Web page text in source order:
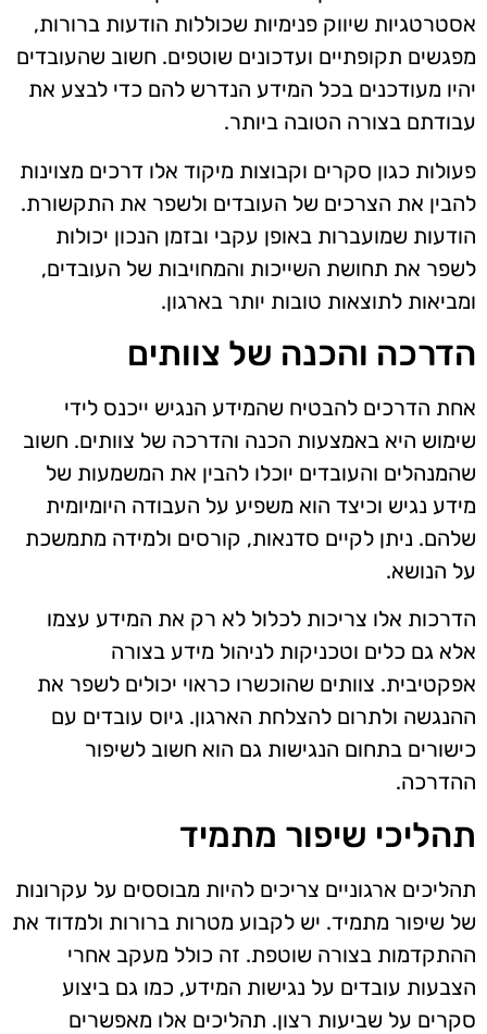
אסטרטגיות שיווק פנימיות שכוללות הודעות ברורות,
מפגשים תקופתיים ועדכונים שוטפים. חשוב שהעובדים
יהיו מעודכנים בכל המידע הנדרש להם כדי לבצע את
עבודתם בצורה הטובה ביותר.
פעולות כגון סקרים וקבוצות מיקוד אלו דרכים מצוינות
להבין את הצרכים של העובדים ולשפר את התקשורת.
הודעות שמועברות באופן עקבי ובזמן הנכון יכולות
לשפר את תחושת השייכות והמחויבות של העובדים,
ומביאות לתוצאות טובות יותר בארגון.
הדרכה והכנה של צוותים
אחת הדרכים להבטיח שהמידע הנגיש ייכנס לידי
שימוש היא באמצעות הכנה והדרכה של צוותים. חשוב
שהמנהלים והעובדים יוכלו להבין את המשמעות של
מידע נגיש וכיצד הוא משפיע על העבודה היומיומית
שלהם. ניתן לקיים סדנאות, קורסים ולמידה מתמשכת
על הנושא.
הדרכות אלו צריכות לכלול לא רק את המידע עצמו
אלא גם כלים וטכניקות לניהול מידע בצורה
אפקטיבית. צוותים שהוכשרו כראוי יכולים לשפר את
ההנגשה ולתרום להצלחת הארגון. גיוס עובדים עם
כישורים בתחום הנגישות גם הוא חשוב לשיפור
ההדרכה.
תהליכי שיפור מתמיד
תהליכים ארגוניים צריכים להיות מבוססים על עקרונות
של שיפור מתמיד. יש לקבוע מטרות ברורות ולמדוד את
ההתקדמות בצורה שוטפת. זה כולל מעקב אחרי
הצבעות עובדים על נגישות המידע, כמו גם ביצוע
סקרים על שביעות רצון. תהליכים אלו מאפשרים